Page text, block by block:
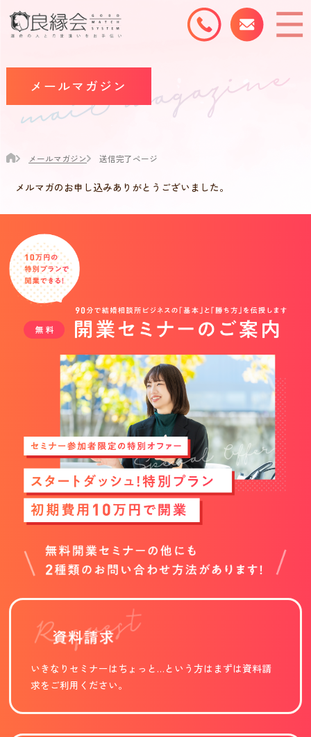
メールマガジン
メールマガジン 送信完了ページ
メルマガのお申し込みありがとうございました。
いきなりセミナーはちょっと…という方は まずは資料請
求をご利用ください。